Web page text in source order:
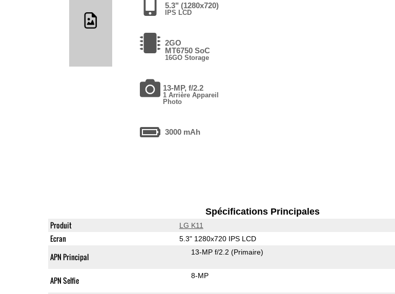
5.3" (1280x720)
IPS LCD
2GO
MT6750 SoC
16GO Storage
13-MP, f/2.2
1 Arrière Appareil
Photo
3000 mAh
Spécifications Principales
Produit LG K11
Ecran 5.3" 1280x720 IPS LCD
APN Principal 13-MP f/2.2 (Primaire)
APN Selfie 8-MP